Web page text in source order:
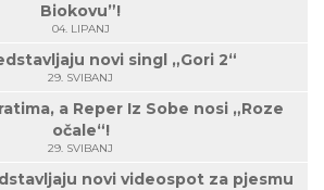
Biokovu”!
04. LIPANJ
novi singl „Gori 2“
29. SVIBANJ
a Reper Iz Sobe nosi „Roze
očale“!
29. SVIBANJ
novi videospot za pjesmu